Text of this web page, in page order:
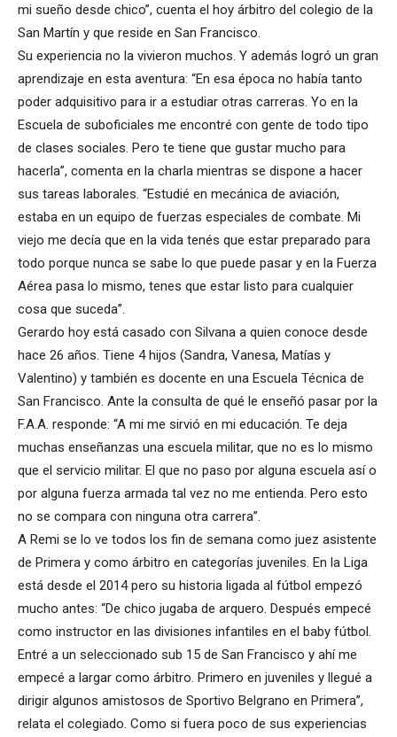
mi sueño desde chico”, cuenta el hoy árbitro del colegio de la
San Martín y que reside en San Francisco.
Su experiencia no la vivieron muchos. Y además logró un gran
aprendizaje en esta aventura: “En esa época no había tanto
poder adquisitivo para ir a estudiar otras carreras. Yo en la
Escuela de suboficiales me encontré con gente de todo tipo
de clases sociales. Pero te tiene que gustar mucho para
hacerla”, comenta en la charla mientras se dispone a hacer
sus tareas laborales. “Estudié en mecánica de aviación,
estaba en un equipo de fuerzas especiales de combate. Mi
viejo me decía que en la vida tenés que estar preparado para
todo porque nunca se sabe lo que puede pasar y en la Fuerza
Aérea pasa lo mismo, tenes que estar listo para cualquier
cosa que suceda”.
Gerardo hoy está casado con Silvana a quien conoce desde
hace 26 años. Tiene 4 hijos (Sandra, Vanesa, Matías y
Valentino) y también es docente en una Escuela Técnica de
San Francisco. Ante la consulta de qué le enseñó pasar por la
F.A.A. responde: “A mi me sirvió en mi educación. Te deja
muchas enseñanzas una escuela militar, que no es lo mismo
que el servicio militar. El que no paso por alguna escuela así o
por alguna fuerza armada tal vez no me entienda. Pero esto
no se compara con ninguna otra carrera”.
A Remi se lo ve todos los fin de semana como juez asistente
de Primera y como árbitro en categorías juveniles. En la Liga
está desde el 2014 pero su historia ligada al fútbol empezó
mucho antes: “De chico jugaba de arquero. Después empecé
como instructor en las divisiones infantiles en el baby fútbol.
Entré a un seleccionado sub 15 de San Francisco y ahí me
empecé a largar como árbitro. Primero en juveniles y llegué a
dirigir algunos amistosos de Sportivo Belgrano en Primera”,
relata el colegiado. Como si fuera poco de sus experiencias